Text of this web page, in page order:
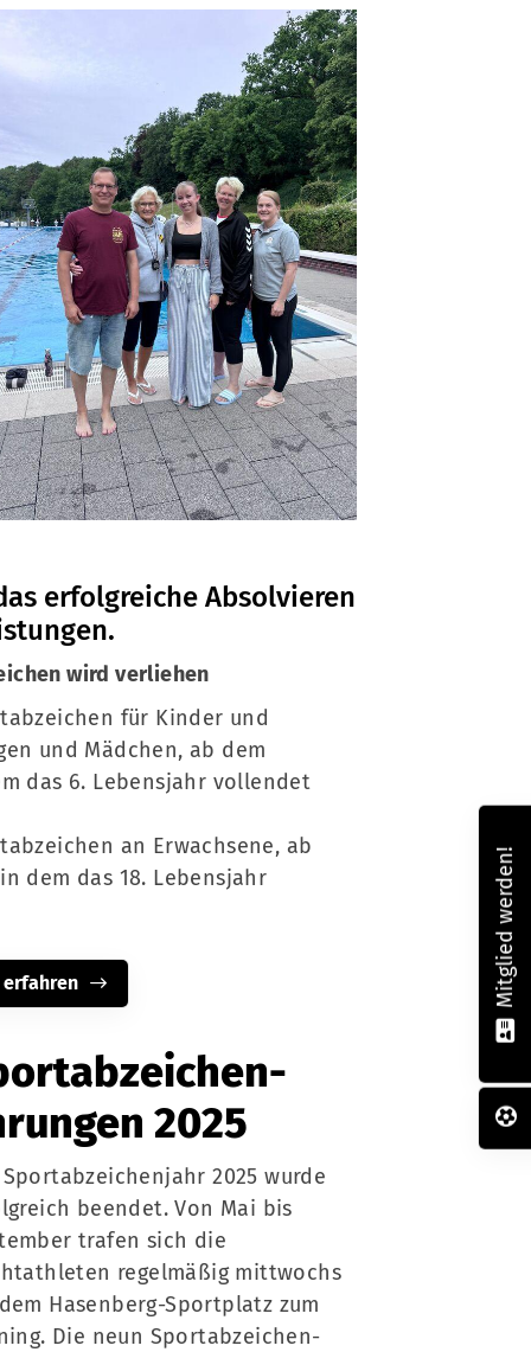
erfolgreiche Absolvieren
wird verliehen
für Kinder und
und Mädchen, ab dem
das 6. Lebensjahr vollendet
an Erwachsene, ab
dem das 18. Lebensjahr
erfahren
2025
Sportabzeichenjahr 2025 wurde
beendet. Von Mai bis
trafen sich die
regelmäßig mittwochs
Hasenberg-Sportplatz zum
Die neun Sportabzeichen-
Mitglied werden!